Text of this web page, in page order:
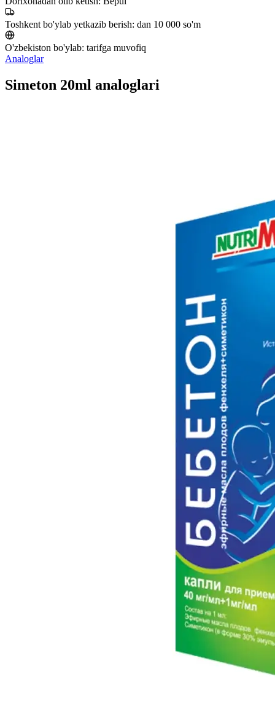
Toshkent bo'ylab yetkazib berish: dan 10 000 so'm
O'zbekiston bo'ylab: tarifga muvofiq
Analoglar
Simeton 20ml analoglari